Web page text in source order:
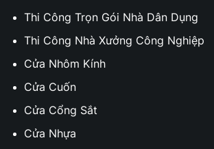
Thi Công Trọn Gói Nhà Dân Dụng
Thi Công Nhà Xưởng Công Nghiệp
Cửa Nhôm Kính
Cửa Cuốn
Cửa Cổng Sắt
Cửa Nhựa